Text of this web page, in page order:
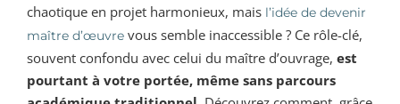
chaotique en projet harmonieux, mais l’idée de devenir
maître d’œuvre vous semble inaccessible ? Ce rôle-clé,
souvent confondu avec celui du maître d’ouvrage, est
pourtant à votre portée, même sans parcours